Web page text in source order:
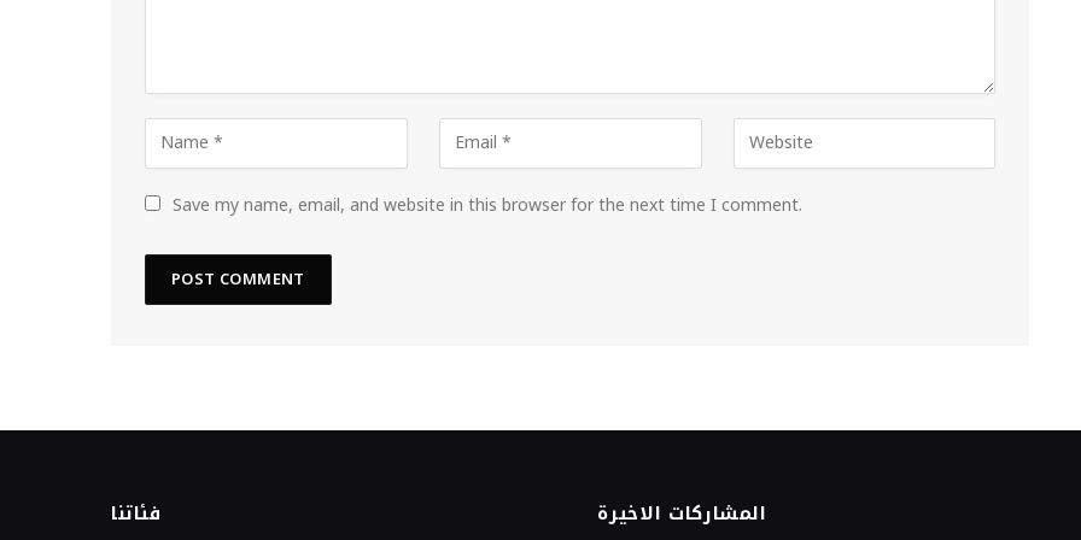
Save my name, email, and website in this browser for the next time I comment.
فئاتنا المشاركات الاخيرة